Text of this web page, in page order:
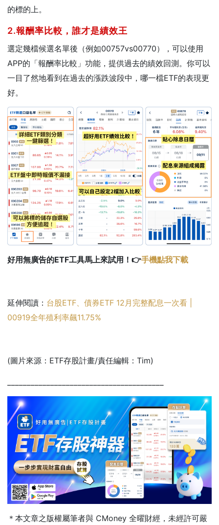
的標的上。
2.報酬率比較，誰才是績效王
選定幾檔候選名單後（例如00757vs00770），可以使用
APP的「報酬率比較」功能，提供過去的績效回測。你可以
一目了然地看到在過去的漲跌波段中，哪一檔ETF的表現更
好。
好用無廣告的ETF工具馬上來試用！👉手機點我下載
延伸閱讀： 台股ETF、債券ETF 12月完整配息一次看 |
00919全年殖利率飆11.75%
(圖片來源：ETF存股計畫/責任編輯：Tim)
＊本文章之版權屬筆者與 CMoney 全曜財經，未經許可嚴